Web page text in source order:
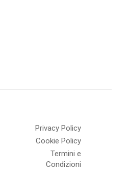
Privacy Policy
Cookie Policy
Termini e
Condizioni